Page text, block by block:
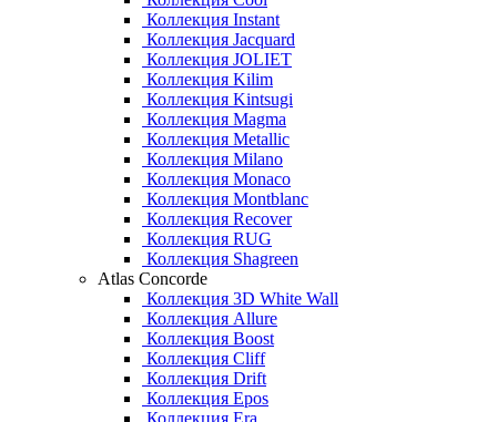
Коллекция Instant
Коллекция Jacquard
Коллекция JOLIET
Коллекция Kilim
Коллекция Kintsugi
Коллекция Magma
Коллекция Metallic
Коллекция Milano
Коллекция Monaco
Коллекция Montblanc
Коллекция Recover
Коллекция RUG
Коллекция Shagreen
Atlas Concorde
Коллекция 3D White Wall
Коллекция Allure
Коллекция Boost
Коллекция Cliff
Коллекция Drift
Коллекция Epos
Коллекция Era